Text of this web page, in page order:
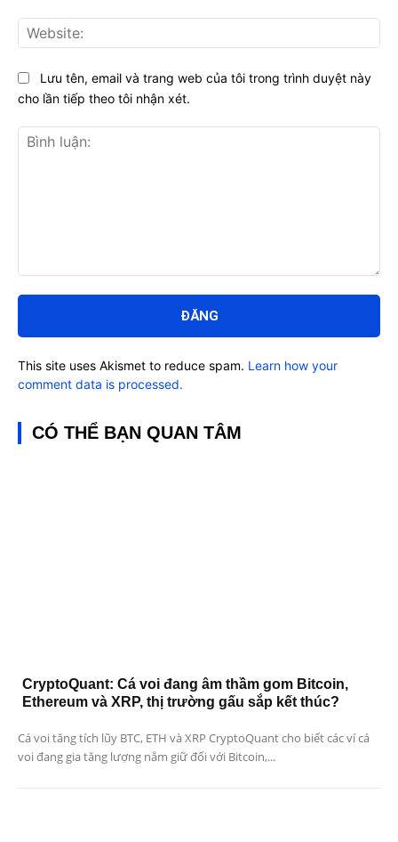
luận:
Lưu tên, email và trang web của tôi trong trình duyệt này
cho lần tiếp theo tôi nhận xét.
This site uses Akismet to reduce spam. Learn how your
comment data is processed.
CÓ THỂ BẠN QUAN TÂM
CryptoQuant: Cá voi đang âm thầm gom Bitcoin,
Ethereum và XRP, thị trường gấu sắp kết thúc?
Cá voi tăng tích lũy BTC, ETH và XRP CryptoQuant cho biết các ví cá
voi đang gia tăng lượng nắm giữ đối với Bitcoin,...